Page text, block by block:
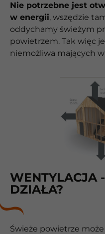
Nie potrzebne jest
w energii, wszędzie
oddychamy świeżym
powietrzem. Tak więc
niemożliwa mających
WENTYLACJA
DZIAŁA?
Świeże powietrze